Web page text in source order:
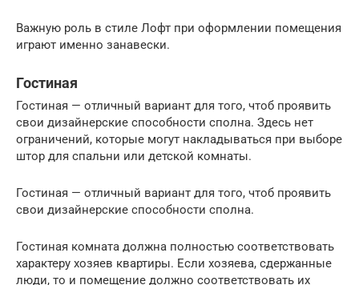
Важную роль в стиле Лофт при оформлении помещения
играют именно занавески.
Гостиная
Гостиная — отличный вариант для того, чтоб проявить
свои дизайнерские способности сполна. Здесь нет
ограничений, которые могут накладываться при выборе
штор для спальни или детской комнаты.
Гостиная — отличный вариант для того, чтоб проявить
свои дизайнерские способности сполна.
Гостиная комната должна полностью соответствовать
характеру хозяев квартиры. Если хозяева, сдержанные
люди, то и помещение должно соответствовать их